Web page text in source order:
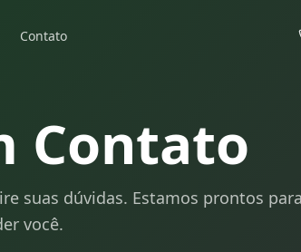
Contato
Contato
suas dúvidas. Estamos prontos para
você.